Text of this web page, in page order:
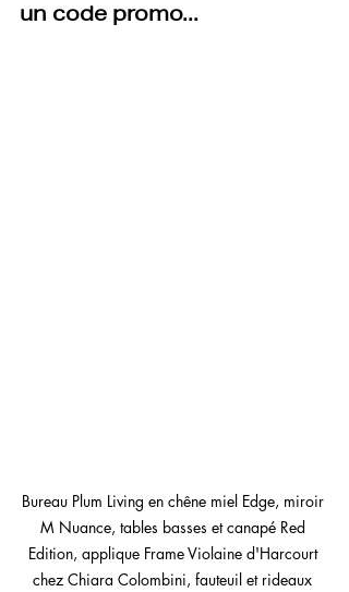
un code promo...
Bureau Plum Living en chêne miel Edge, miroir
M Nuance, tables basses et canapé Red
Edition, applique Frame Violaine d'Harcourt
chez Chiara Colombini, fauteuil et rideaux